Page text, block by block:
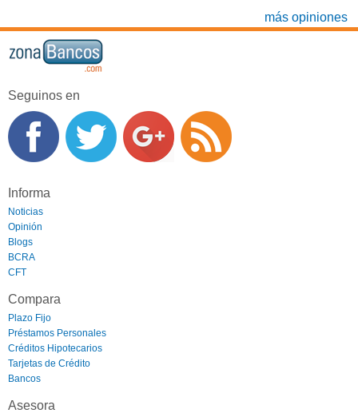
más opiniones
Seguinos en
Informa
Noticias
Opinión
Blogs
BCRA
CFT
Compara
Plazo Fijo
Préstamos Personales
Créditos Hipotecarios
Tarjetas de Crédito
Bancos
Asesora